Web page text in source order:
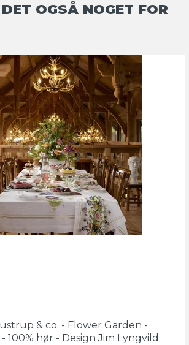
OGSÅ NOGET FOR
& co. - Flower Garden -
100% hør - Design Jim Lyngvild